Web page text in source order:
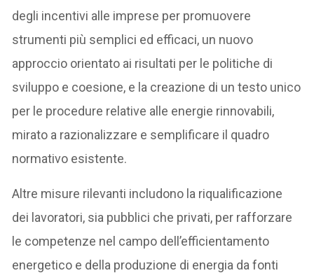
degli incentivi alle imprese per promuovere
strumenti più semplici ed efficaci, un nuovo
approccio orientato ai risultati per le politiche di
sviluppo e coesione, e la creazione di un testo unico
per le procedure relative alle energie rinnovabili,
mirato a razionalizzare e semplificare il quadro
normativo esistente.
Altre misure rilevanti includono la riqualificazione
dei lavoratori, sia pubblici che privati, per rafforzare
le competenze nel campo dell’efficientamento
energetico e della produzione di energia da fonti